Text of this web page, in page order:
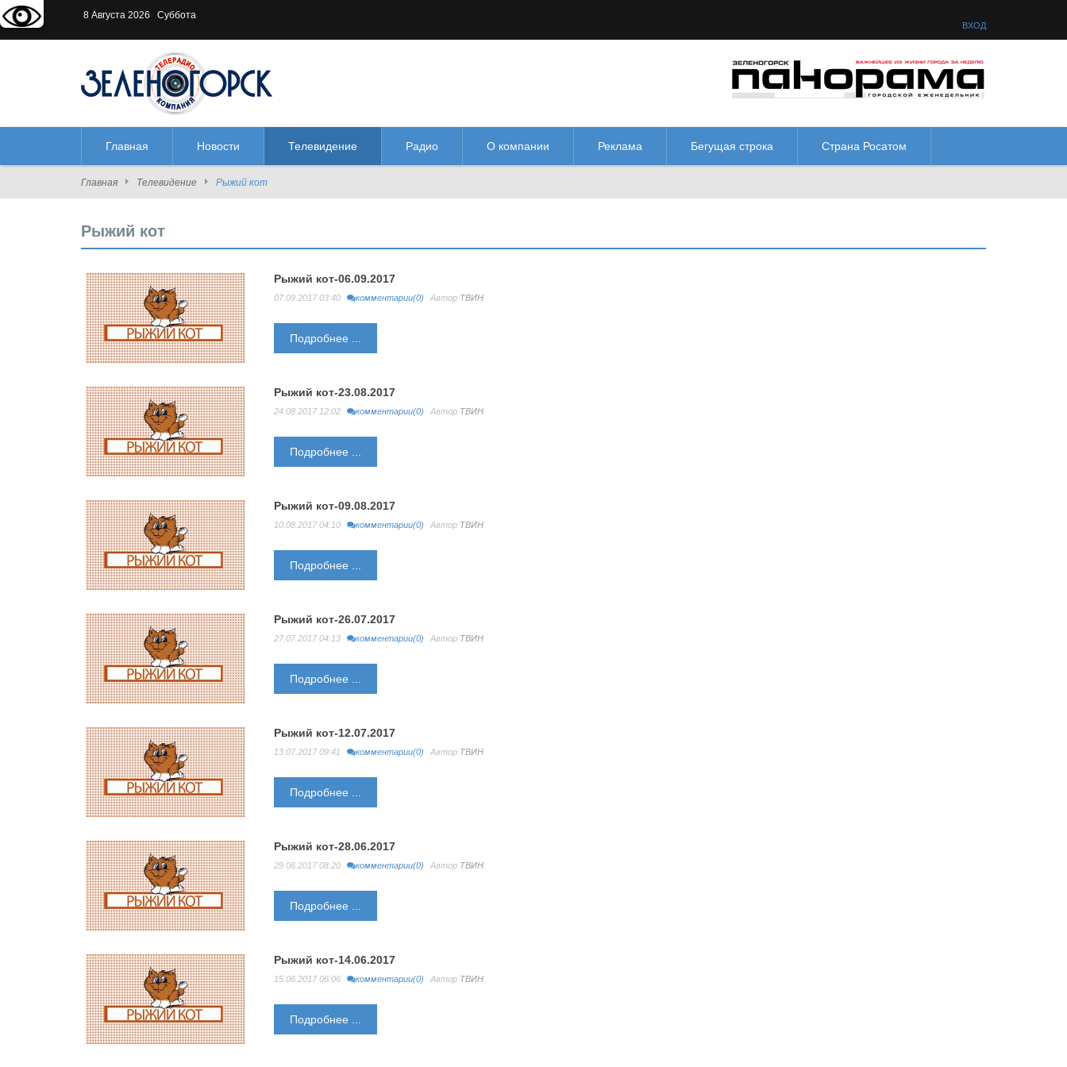
Версия для слабовидящих:
8 Августа 2026 Суббота
ВХОД
Главная Новости Телевидение Радио О компании Реклама Бегущая строка Страна Росатом
Главная Телевидение Рыжий кот
Рыжий кот
Рыжий кот-06.09.2017
07.09.2017 03:40 комментарии(0) Автор ТВИН
Подробнее ...
Рыжий кот-23.08.2017
24.08.2017 12:02 комментарии(0) Автор ТВИН
Подробнее ...
Рыжий кот-09.08.2017
10.08.2017 04:10 комментарии(0) Автор ТВИН
Подробнее ...
Рыжий кот-26.07.2017
27.07.2017 04:13 комментарии(0) Автор ТВИН
Подробнее ...
Рыжий кот-12.07.2017
13.07.2017 09:41 комментарии(0) Автор ТВИН
Подробнее ...
Рыжий кот-28.06.2017
29.06.2017 08:20 комментарии(0) Автор ТВИН
Подробнее ...
Рыжий кот-14.06.2017
15.06.2017 06:06 комментарии(0) Автор ТВИН
Подробнее ...